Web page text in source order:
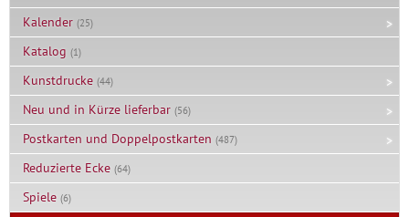
Kalender (25)
Katalog (1)
Kunstdrucke (44)
Neu und in Kürze lieferbar (56)
Postkarten und Doppelpostkarten (487)
Reduzierte Ecke (64)
Spiele (6)